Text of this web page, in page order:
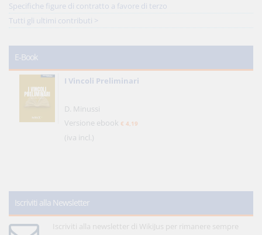
Specifiche figure di contratto a favore di terzo
Tutti gli ultimi contributi >
E-Book
I Vincoli Preliminari
D. Minussi
Versione ebook € 4,19
(iva incl.)
Iscriviti alla Newsletter
Iscriviti alla newsletter di WikiJus per rimanere sempre